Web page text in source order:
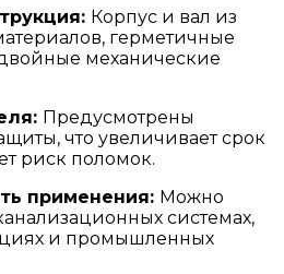
Корпус и вал из
герметичные
механические
Предусмотрены
что увеличивает срок
риск поломок.
применения: Можно
системах,
и промышленных